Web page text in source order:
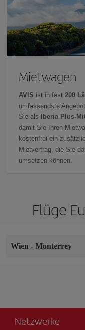
Mietwagen
AVIS ist in fast 200
umfassendste
Sie als
Iberia Plus-
damit Sie Ihren
kostenfrei ein
Mietvertrag, die Sie
umsetzen können.
Flüge
Wien - Monterrey
Netzwerke